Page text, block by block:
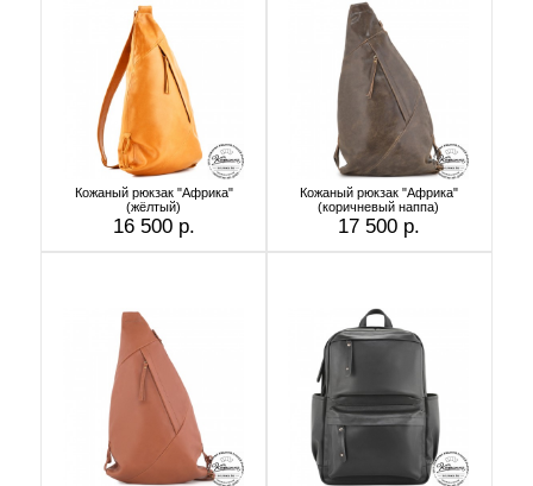
Кожаный рюкзак "Африка"
(жёлтый)
16 500 р.
Кожаный рюкзак "Африка"
(коричневый наппа)
17 500 р.